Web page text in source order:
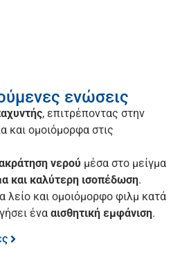
ενώσεις
, επιτρέποντας στην
και ομοιόμορφα στις
νερού μέσα στο μείγμα
και καλύτερη ισοπέδωση.
λείο και ομοιόμορφο φιλμ κατά
ένα αισθητική εμφάνιση.